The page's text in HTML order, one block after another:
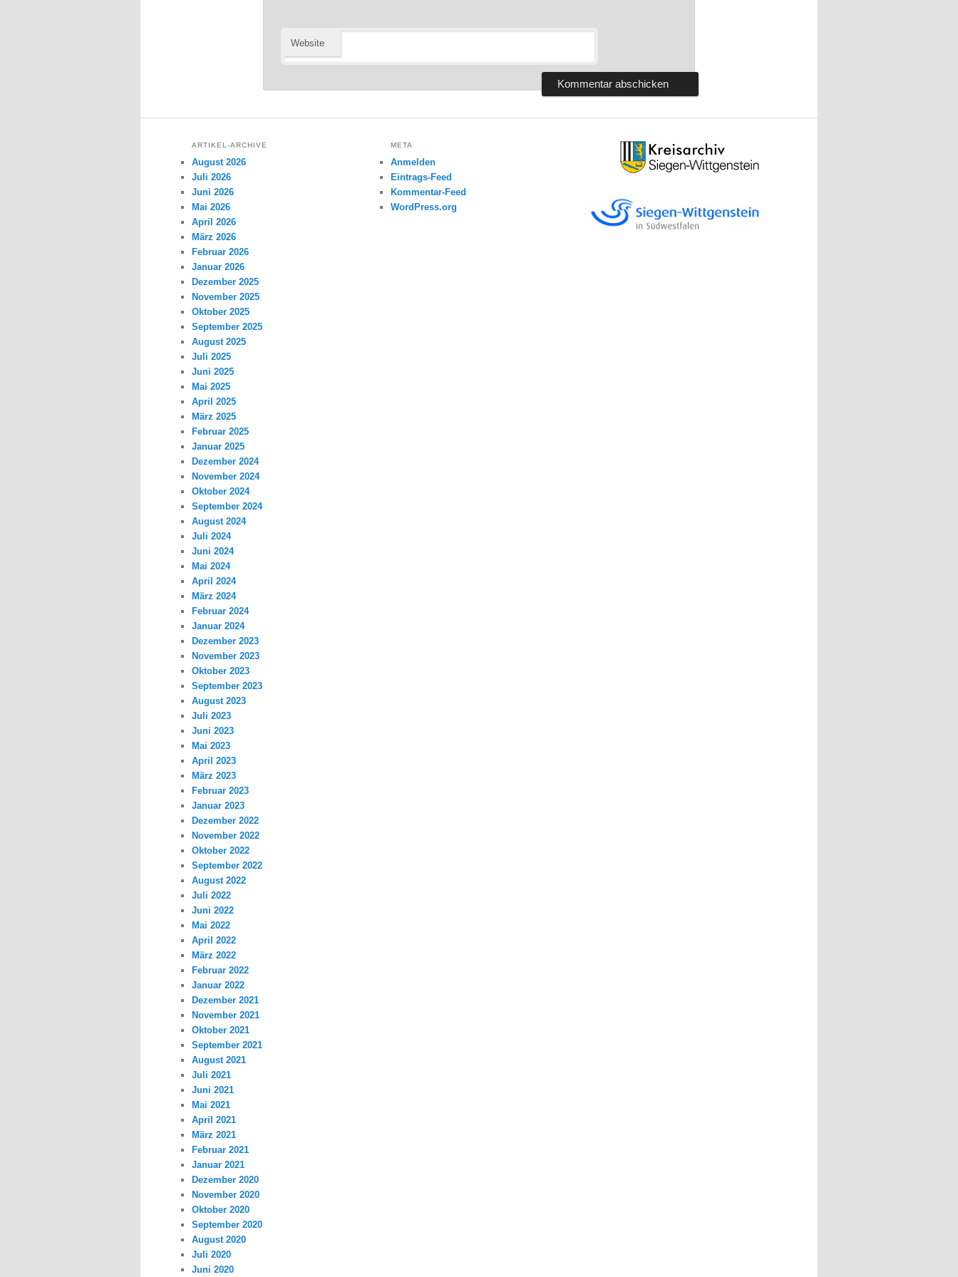
Website
ARTIKEL-ARCHIVE
August 2026
Juli 2026
Juni 2026
Mai 2026
April 2026
März 2026
Februar 2026
Januar 2026
Dezember 2025
November 2025
Oktober 2025
September 2025
August 2025
Juli 2025
Juni 2025
Mai 2025
April 2025
März 2025
Februar 2025
Januar 2025
Dezember 2024
November 2024
Oktober 2024
September 2024
August 2024
Juli 2024
Juni 2024
Mai 2024
April 2024
März 2024
Februar 2024
Januar 2024
Dezember 2023
November 2023
Oktober 2023
September 2023
August 2023
Juli 2023
Juni 2023
Mai 2023
April 2023
März 2023
Februar 2023
Januar 2023
Dezember 2022
November 2022
Oktober 2022
September 2022
August 2022
Juli 2022
Juni 2022
Mai 2022
April 2022
März 2022
Februar 2022
Januar 2022
Dezember 2021
November 2021
Oktober 2021
September 2021
August 2021
Juli 2021
Juni 2021
Mai 2021
April 2021
März 2021
Februar 2021
Januar 2021
Dezember 2020
November 2020
Oktober 2020
September 2020
August 2020
Juli 2020
Juni 2020
META
Anmelden
Eintrags-Feed
Kommentar-Feed
WordPress.org